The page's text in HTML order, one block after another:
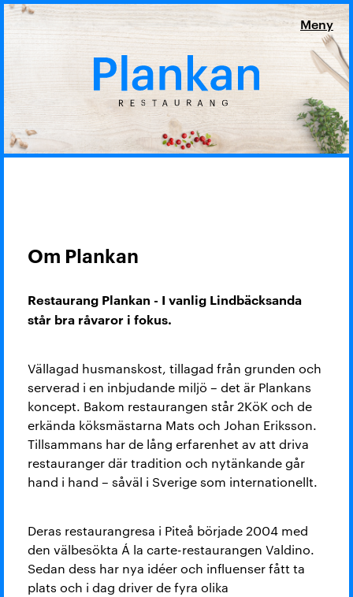
Om Plankan
Restaurang Plankan - I vanlig Lindbäcksanda
står bra råvaror i fokus.
Vällagad husmanskost, tillagad från grunden och
serverad i en inbjudande miljö – det är Plankans
koncept. Bakom restaurangen står 2KöK och de
erkända köksmästarna Mats och Johan Eriksson.
Tillsammans har de lång erfarenhet av att driva
restauranger där tradition och nytänkande går
hand i hand – såväl i Sverige som internationellt.
Deras restaurangresa i Piteå började 2004 med
den välbesökta Á la carte-restaurangen Valdino.
Sedan dess har nya idéer och influenser fått ta
plats och i dag driver de fyra olika